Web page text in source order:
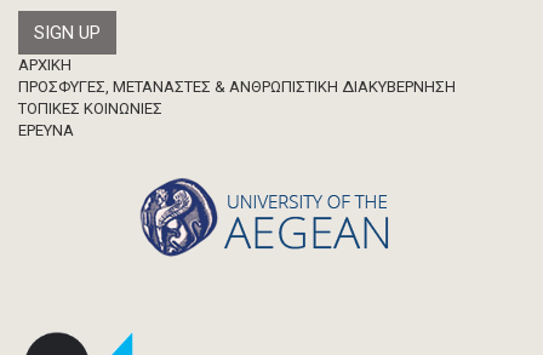
Footer
ΑΡΧΙΚΗ
ΠΡΟΣΦΥΓΕΣ, ΜΕΤΑΝΑΣΤΕΣ & ΑΝΘΡΩΠΙΣΤΙΚΗ ΔΙΑΚΥΒΕΡΝΗΣΗ
ΤΟΠΙΚΕΣ ΚΟΙΝΩΝΙΕΣ
ΈΡΕΥΝΑ